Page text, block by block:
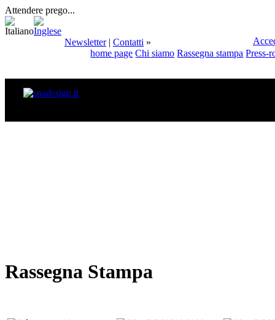
Attendere prego...
Newsletter| Contatti »
home page Chi siamo Rassegna stampa Press-
Rassegna Stampa